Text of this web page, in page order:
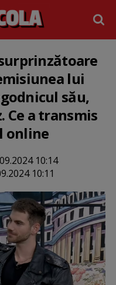
lui
său,
Ce a transmis
online
10:14
10:11